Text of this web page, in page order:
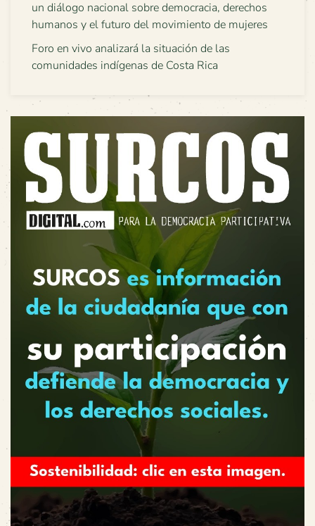
un diálogo nacional sobre democracia, derechos
humanos y el futuro del movimiento de mujeres
Foro en vivo analizará la situación de las
comunidades indígenas de Costa Rica